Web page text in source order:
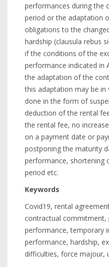
performances during the
period or the adaptation
obligations to the
hardship (clausula rebus
if the conditions of the
performance indicated in
the adaptation of the
this adaptation may be in
done in the form of
deduction of the rental
the rental fee, no
on a payment date or
postponing the maturity
performance, shortening
period etc.
Keywords
Covid19, rental
contractual
performance, temporary
performance, hardship,
difficulties, force majour,